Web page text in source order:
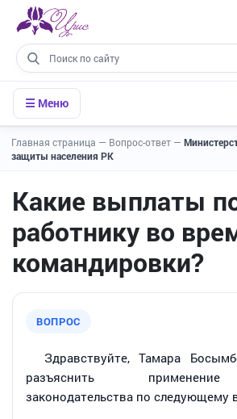
☰ Меню
Главная страница — Вопрос-ответ —
защиты населения РК
Какие выплаты
работнику во
командировки?
ВОПРОС
Здравствуйте, Тамара
разъяснить
законодательства по следующему